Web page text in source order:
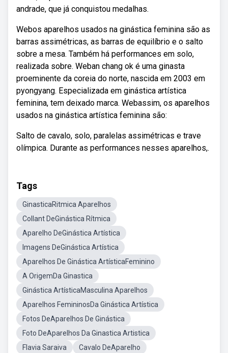
andrade, que já conquistou medalhas.
Webos aparelhos usados na ginástica feminina são as
barras assimétricas, as barras de equilíbrio e o salto
sobre a mesa. Também há performances em solo,
realizada sobre. Weban chang ok é uma ginasta
proeminente da coreia do norte, nascida em 2003 em
pyongyang. Especializada em ginástica artística
feminina, tem deixado marca. Webassim, os aparelhos
usados na ginástica artística feminina são:
Salto de cavalo, solo, paralelas assimétricas e trave
olímpica. Durante as performances nesses aparelhos,.
Tags
GinasticaRitmica Aparelhos
Collant DeGinástica Rítmica
Aparelho DeGinástica Artística
Imagens DeGinástica Artística
Aparelhos De Ginástica ArtísticaFeminino
A OrigemDa Ginastica
Ginástica ArtísticaMasculina Aparelhos
Aparelhos FemininosDa Ginástica Artística
Fotos DeAparelhos De Ginástica
Foto DeAparelhos Da Ginastica Artistica
Flavia Saraiva
Cavalo DeAparelho